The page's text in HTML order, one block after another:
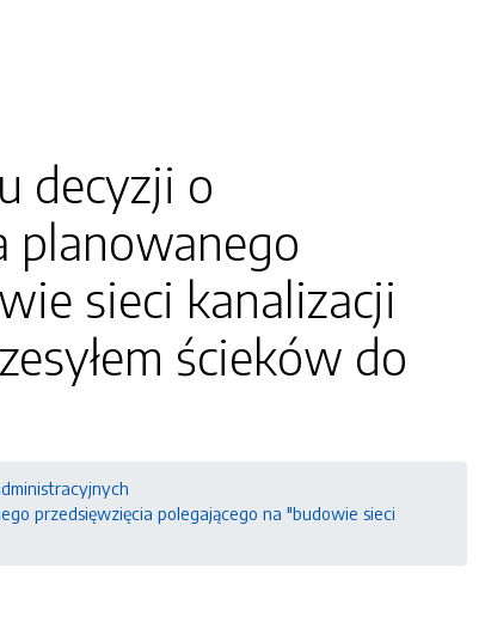
decyzji o
planowanego
sieci kanalizacji
ścieków do
przedsięwzięcia polegającego na "budowie sieci